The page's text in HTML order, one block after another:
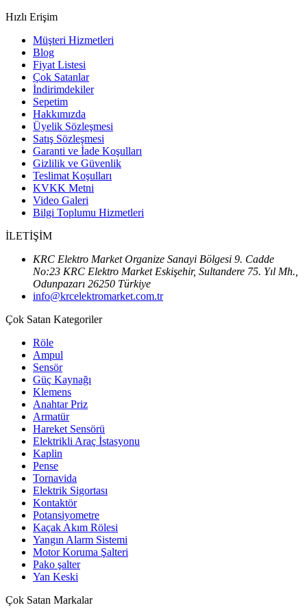
Hızlı Erişim
Müşteri Hizmetleri
Blog
Fiyat Listesi
Çok Satanlar
İndirimdekiler
Sepetim
Hakkımızda
Üyelik Sözleşmesi
Satış Sözleşmesi
Garanti ve İade Koşulları
Gizlilik ve Güvenlik
Teslimat Koşulları
KVKK Metni
Video Galeri
Bilgi Toplumu Hizmetleri
İLETİŞİM
KRC Elektro Market Organize Sanayi Bölgesi 9. Cadde
No:23 KRC Elektro Market Eskişehir, Sultandere 75. Yıl Mh.,
Odunpazarı 26250 Türkiye
info@krcelektromarket.com.tr
Çok Satan Kategoriler
Röle
Ampul
Sensör
Güç Kaynağı
Klemens
Anahtar Priz
Armatür
Hareket Sensörü
Elektrikli Araç İstasyonu
Kaplin
Pense
Tornavida
Elektrik Sigortası
Kontaktör
Potansiyometre
Kaçak Akım Rölesi
Yangın Alarm Sistemi
Motor Koruma Şalteri
Pako şalter
Yan Keski
Çok Satan Markalar